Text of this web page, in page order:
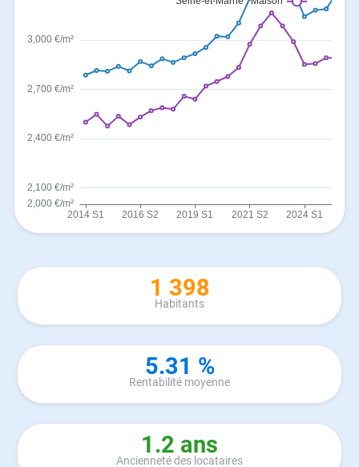
1 398
Habitants
5.31 %
Rentabilité moyenne
1.2 ans
Ancienneté des locataires